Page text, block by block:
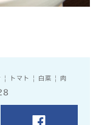
| トマト | 白菜 | 肉